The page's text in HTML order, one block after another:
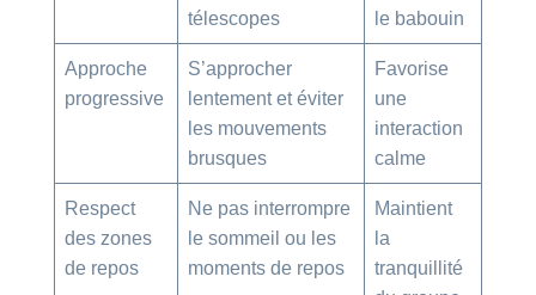
télescopes
le babouin
Approche
progressive
S’approcher
lentement et éviter
les mouvements
brusques
Favorise
une
interaction
calme
Respect
des zones
de repos
Ne pas interrompre
le sommeil ou les
moments de repos
Maintient
la
tranquillité